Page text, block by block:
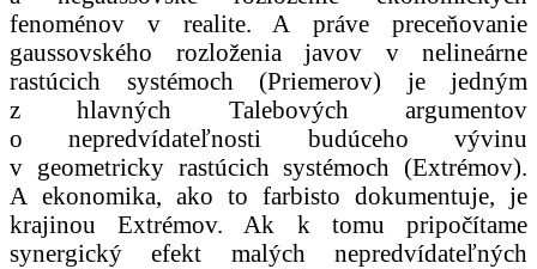
fenoménov v realite. A práve preceňovanie
gaussovského rozloženia javov v nelineárne
rastúcich systémoch (Priemerov) je jedným
z hlavných Talebových argumentov
o nepredvídateľnosti budúceho vývinu
v geometricky rastúcich systémoch (Extrémov).
A ekonomika, ako to farbisto dokumentuje, je
krajinou Extrémov. Ak k tomu pripočítame
synergický efekt malých nepredvídateľných